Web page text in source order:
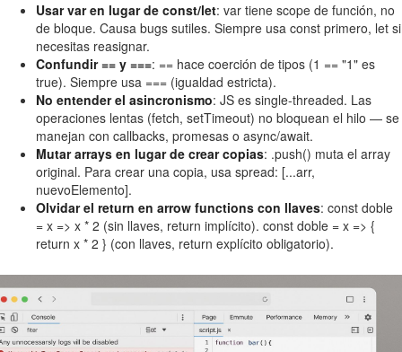
Usar var en lugar de const/let: var tiene scope de función, no
de bloque. Causa bugs sutiles. Siempre usa const primero, let si
necesitas reasignar.
Confundir == y ===: == hace coerción de tipos (1 == "1" es
true). Siempre usa === (igualdad estricta).
No entender el asincronismo: JS es single-threaded. Las
operaciones lentas (fetch, setTimeout) no bloquean el hilo — se
manejan con callbacks, promesas o async/await.
Mutar arrays en lugar de crear copias: .push() muta el array
original. Para crear una copia, usa spread: [...arr,
nuevoElemento].
Olvidar el return en arrow functions con llaves: const doble
= x => x * 2 (sin llaves, return implícito). const doble = x => {
return x * 2 } (con llaves, return explícito obligatorio).